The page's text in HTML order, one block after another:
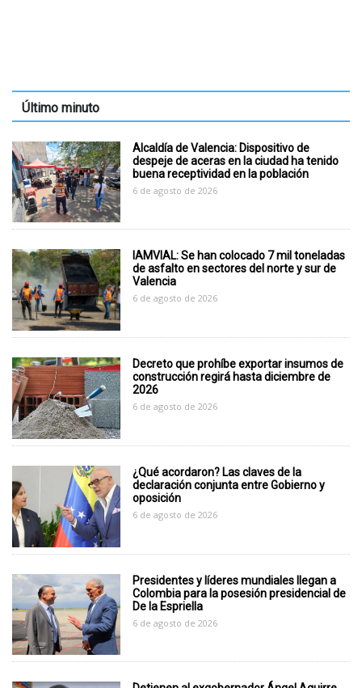
Último minuto
Alcaldía de Valencia: Dispositivo de
despeje de aceras en la ciudad ha tenido
buena receptividad en la población
6 de agosto de 2026
IAMVIAL: Se han colocado 7 mil toneladas
de asfalto en sectores del norte y sur de
Valencia
6 de agosto de 2026
Decreto que prohíbe exportar insumos de
construcción regirá hasta diciembre de
2026
6 de agosto de 2026
¿Qué acordaron? Las claves de la
declaración conjunta entre Gobierno y
oposición
6 de agosto de 2026
Presidentes y líderes mundiales llegan a
Colombia para la posesión presidencial de
De la Espriella
6 de agosto de 2026